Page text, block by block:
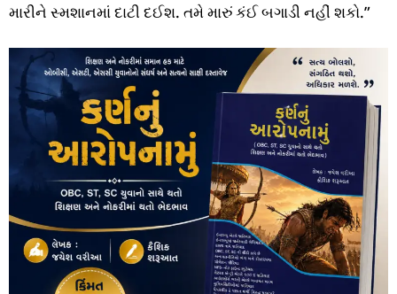
મારીને સ્મશાનમાં દાટી દઈશ. તમે મારું કંઈ બગાડી નહીં શકો.”